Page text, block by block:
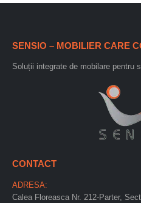
SENSIO – MOBILIER CARE
Soluții integrate de mobilare pentru
CONTACT
ADRESA:
Calea Floreasca Nr. 212-Parter,